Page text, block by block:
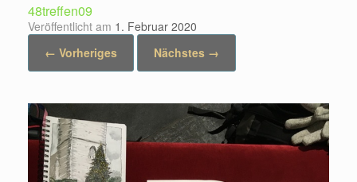
48treffen09
Veröffentlicht am 1. Februar 2020
← Vorheriges
Nächstes →